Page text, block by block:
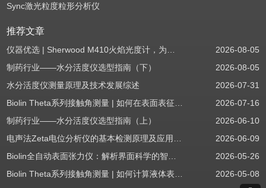
Sync激光粒度粒形分析仪
推荐文章
2026-08-05
制药行业——水分活度仪选型指南（下）
2026-08-05
水分活度仪测量原理及技术发展综述
2026-07-31
2026-07-16
制药行业——水分活度仪选型指南（上）
2026-06-10
2026-06-09
2026-05-26
2026-05-08